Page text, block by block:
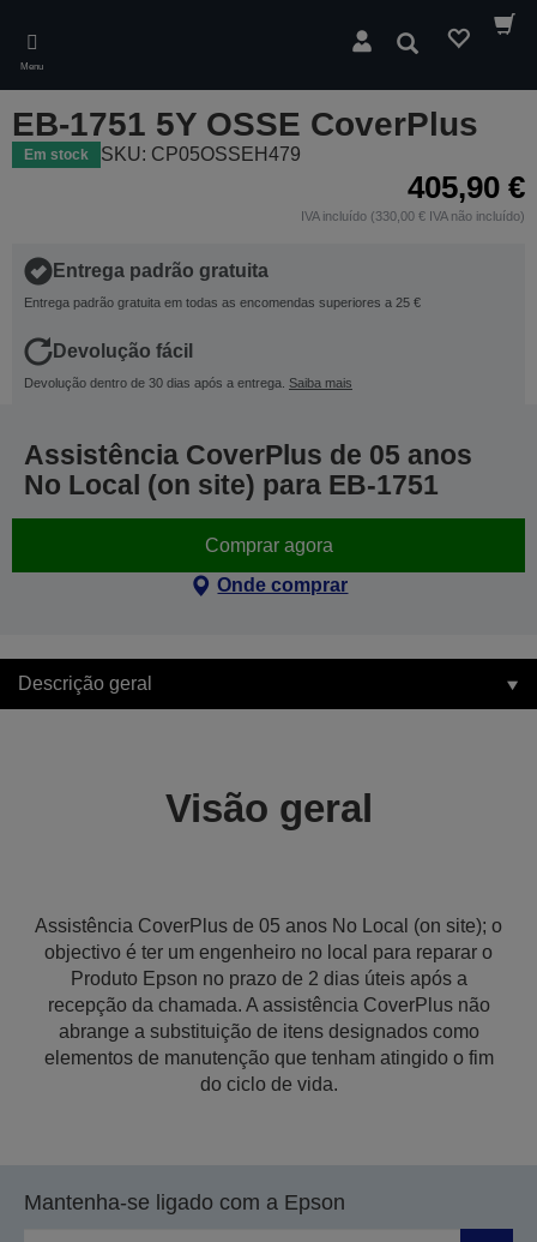
main
content
Menu
Pesquisar
EB-1751 5Y OSSE CoverPlus
Em stock SKU: CP05OSSEH479
405,90 €
IVA incluído (330,00 € IVA não incluído)
Entrega padrão gratuita
Entrega padrão gratuita em todas as encomendas superiores a 25 €
Devolução fácil
Devolução dentro de 30 dias após a entrega. Saiba mais
Assistência CoverPlus de 05 anos
No Local (on site) para EB-1751
Comprar agora
Onde comprar
Descrição geral
Visão geral
Assistência CoverPlus de 05 anos No Local (on site); o
objectivo é ter um engenheiro no local para reparar o
Produto Epson no prazo de 2 dias úteis após a
recepção da chamada. A assistência CoverPlus não
abrange a substituição de itens designados como
elementos de manutenção que tenham atingido o fim
do ciclo de vida.
Mantenha-se ligado com a Epson